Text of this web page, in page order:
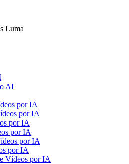
Luma
AI
por IA
por IA
por IA
por IA
por IA
por IA
Vídeos por IA